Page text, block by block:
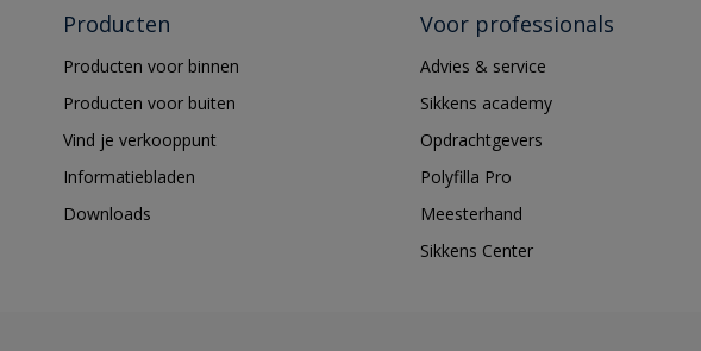
Producten
Producten voor binnen
Producten voor buiten
Vind je verkooppunt
Informatiebladen
Downloads
Voor professionals
Advies & service
Sikkens academy
Opdrachtgevers
Polyfilla Pro
Meesterhand
Sikkens Center